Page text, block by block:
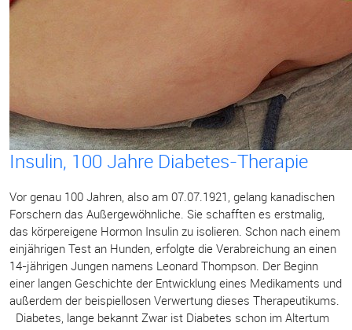
Insulin, 100 Jahre Diabetes-Therapie
Vor genau 100 Jahren, also am 07.07.1921, gelang kanadischen
Forschern das Außergewöhnliche. Sie schafften es erstmalig,
das körpereigene Hormon Insulin zu isolieren. Schon nach einem
einjährigen Test an Hunden, erfolgte die Verabreichung an einen
14-jährigen Jungen namens Leonard Thompson. Der Beginn
einer langen Geschichte der Entwicklung eines Medikaments und
außerdem der beispiellosen Verwertung dieses Therapeutikums.
Diabetes, lange bekannt Zwar ist Diabetes schon im Altertum